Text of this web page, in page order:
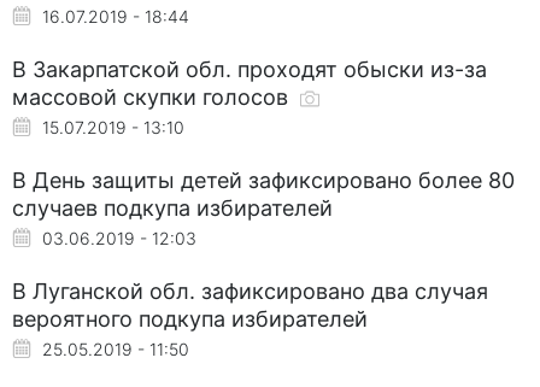
16.07.2019 - 18:44
В Закарпатской обл. проходят обыски из-за
массовой скупки голосов
15.07.2019 - 13:10
В День защиты детей зафиксировано более 80
случаев подкупа избирателей
03.06.2019 - 12:03
В Луганской обл. зафиксировано два случая
вероятного подкупа избирателей
25.05.2019 - 11:50